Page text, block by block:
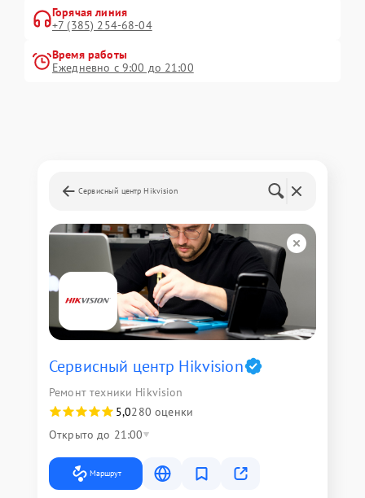
Горячая линия
+7 (385) 254-68-04
Время работы
Ежедневно с 9:00 до 21:00
Сервисный центр Hikvision
Сервисный центр Hikvision
Ремонт техники Hikvision
5,0280 оценки
Открыто до 21:00
Маршрут